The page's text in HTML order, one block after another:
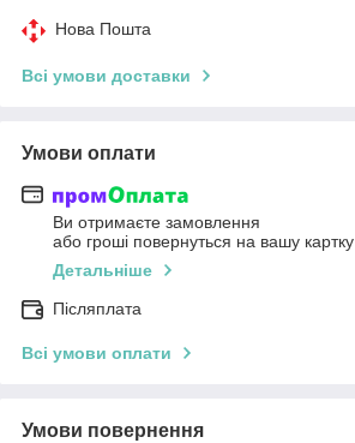
Нова Пошта
Всі умови доставки
Умови оплати
Ви отримаєте замовлення
або гроші повернуться на вашу картку
Детальніше
Післяплата
Всі умови оплати
Умови повернення